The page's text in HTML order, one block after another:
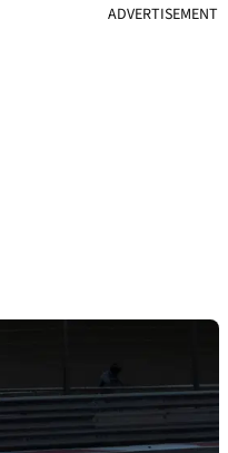
ADVERTISEMENT